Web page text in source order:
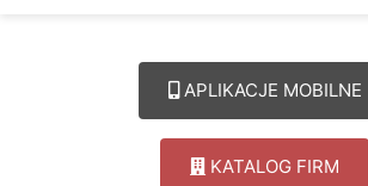
APLIKACJE MOBILNE
KATALOG FIRM